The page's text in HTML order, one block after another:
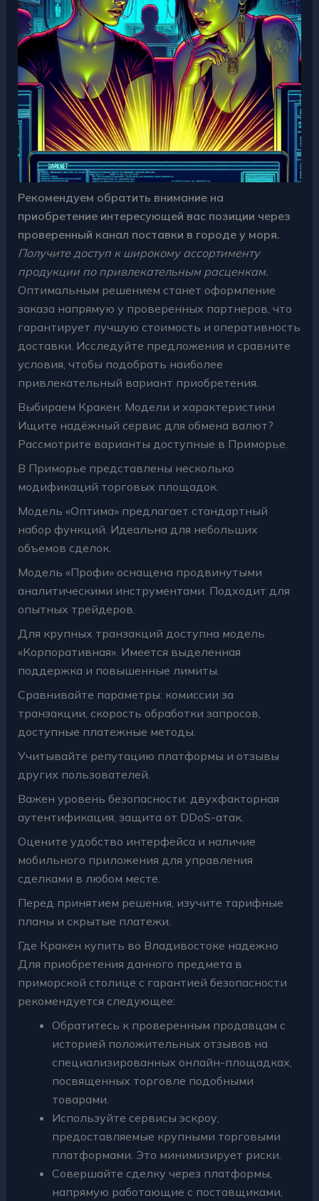
Рекомендуем обратить внимание на
приобретение интересующей вас позиции через
проверенный канал поставки в городе у моря.
Получите доступ к широкому ассортименту
продукции по привлекательным расценкам.
Оптимальным решением станет оформление
заказа напрямую у проверенных партнеров, что
гарантирует лучшую стоимость и оперативность
доставки. Исследуйте предложения и сравните
условия, чтобы подобрать наиболее
привлекательный вариант приобретения.
Выбираем Кракен: Модели и характеристики
Ищите надёжный сервис для обмена валют?
Рассмотрите варианты доступные в Приморье.
В Приморье представлены несколько
модификаций торговых площадок.
Модель «Оптима» предлагает стандартный
набор функций. Идеальна для небольших
объемов сделок.
Модель «Профи» оснащена продвинутыми
аналитическими инструментами. Подходит для
опытных трейдеров.
Для крупных транзакций доступна модель
«Корпоративная». Имеется выделенная
поддержка и повышенные лимиты.
Сравнивайте параметры: комиссии за
транзакции, скорость обработки запросов,
доступные платежные методы.
Учитывайте репутацию платформы и отзывы
других пользователей.
Важен уровень безопасности: двухфакторная
аутентификация, защита от DDoS-атак.
Оцените удобство интерфейса и наличие
мобильного приложения для управления
сделками в любом месте.
Перед принятием решения, изучите тарифные
планы и скрытые платежи.
Где Кракен купить во Владивостоке надежно
Для приобретения данного предмета в
приморской столице с гарантией безопасности
рекомендуется следующее:
Обратитесь к проверенным продавцам с
историей положительных отзывов на
специализированных онлайн-площадках,
посвященных торговле подобными
товарами.
Используйте сервисы эскроу,
предоставляемые крупными торговыми
платформами. Это минимизирует риски.
Совершайте сделку через платформы,
напрямую работающие с поставщиками,